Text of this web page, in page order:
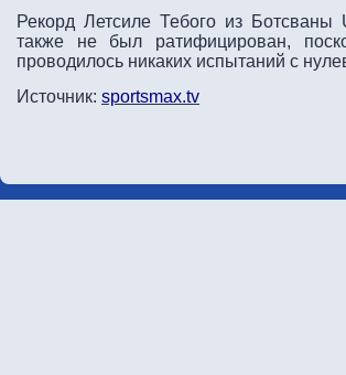
Рекорд Летсиле Тебого из
также не был ратифицирован,
проводилось никаких испытаний с
Источник: sportsmax.tv